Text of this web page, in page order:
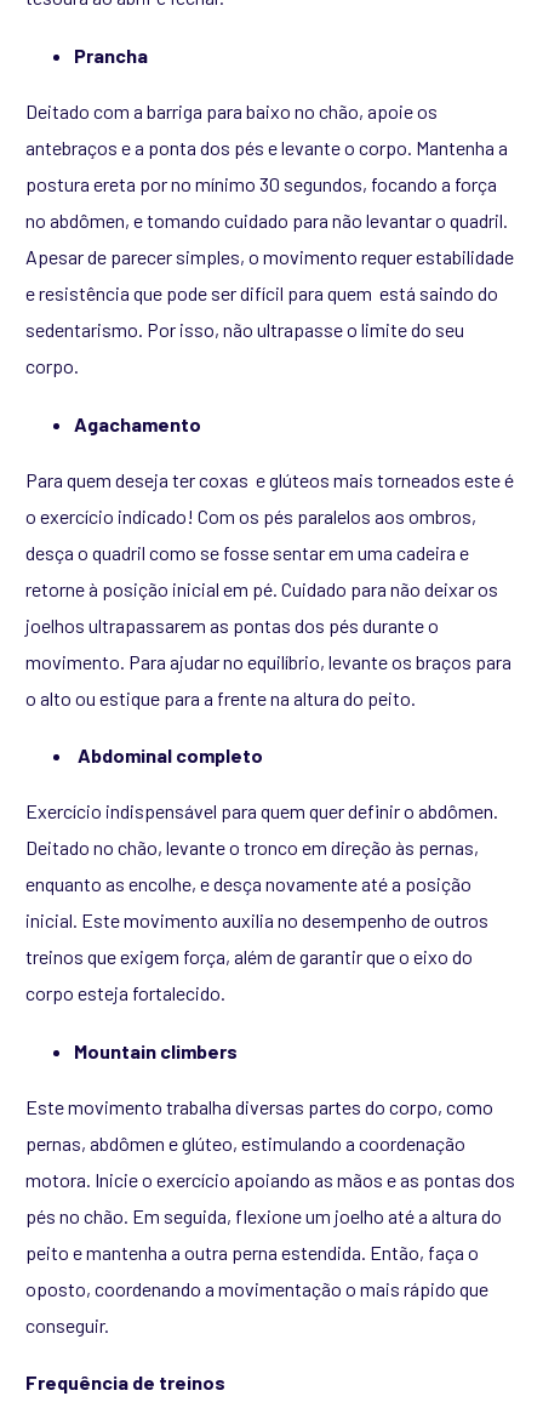
Prancha
Deitado com a barriga para baixo no chão, apoie os
antebraços e a ponta dos pés e levante o corpo. Mantenha a
postura ereta por no mínimo 30 segundos, focando a força
no abdômen, e tomando cuidado para não levantar o quadril.
Apesar de parecer simples, o movimento requer estabilidade
e resistência que pode ser difícil para quem está saindo do
sedentarismo. Por isso, não ultrapasse o limite do seu
corpo.
Agachamento
Para quem deseja ter coxas e glúteos mais torneados este é
o exercício indicado! Com os pés paralelos aos ombros,
desça o quadril como se fosse sentar em uma cadeira e
retorne à posição inicial em pé. Cuidado para não deixar os
joelhos ultrapassarem as pontas dos pés durante o
movimento. Para ajudar no equilíbrio, levante os braços para
o alto ou estique para a frente na altura do peito.
Abdominal completo
Exercício indispensável para quem quer definir o abdômen.
Deitado no chão, levante o tronco em direção às pernas,
enquanto as encolhe, e desça novamente até a posição
inicial. Este movimento auxilia no desempenho de outros
treinos que exigem força, além de garantir que o eixo do
corpo esteja fortalecido.
Mountain climbers
Este movimento trabalha diversas partes do corpo, como
pernas, abdômen e glúteo, estimulando a coordenação
motora. Inicie o exercício apoiando as mãos e as pontas dos
pés no chão. Em seguida, flexione um joelho até a altura do
peito e mantenha a outra perna estendida. Então, faça o
oposto, coordenando a movimentação o mais rápido que
conseguir.
Frequência de treinos